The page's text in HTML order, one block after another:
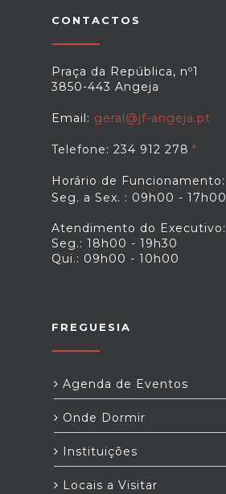
CONTACTOS
Praça da República, nº1
3850-443 Angeja
Email: geral@jf-angeja.pt
Telefone: 234 912 278
Horário de Funcionamento:
Seg. a Sex. : 09h00 - 17h00
Atendimento do Executivo:
Seg.: 18h00 - 19h30
Qui.: 09h00 - 10h00
FREGUESIA
Agenda de Eventos
Onde Dormir
Instituições
Locais a Visitar